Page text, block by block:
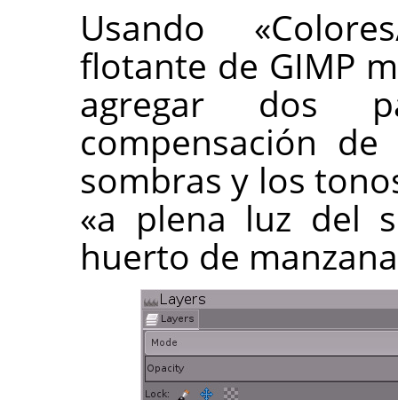
Usando
flotante de GIMP
agregar dos
compensación
sombras y los
«a plena luz del
huerto de